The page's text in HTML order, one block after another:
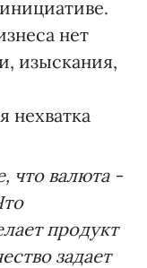
нет
изыскания,
нехватка
что валюта -
продукт
задает